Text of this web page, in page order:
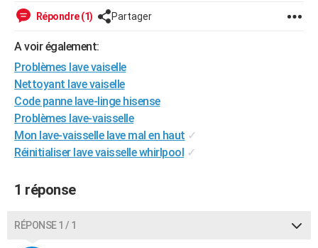
Guides de France
Escapades
Patrimoine
Expositions
Musées
Week-end nature
Art de vivre
Bien-être
Loisirs
Mode
Modes de vie
Alimentation
Guide de la santé
Maladies
Médicaments
Sommeil
VOYAGE
Destinations
City break
Voyage nature
Voyage de noces
PHOTO
GUIDES D'ACHAT
CARTE DE VOEUX
Carte de Noël
Carte Bonne année
Carte Saint-Valentin
Carte Pâques
Carte d'anniversaire
DICTIONNAIRE
Répondre (1) Partager
A voir également:
Problèmes lave vaiselle
Nettoyant lave vaiselle
Code panne lave-linge hisense
Problèmes lave-vaisselle
Mon lave-vaisselle lave mal en haut ✓
Réinitialiser lave vaisselle whirlpool ✓
1 réponse
RÉPONSE 1 / 1